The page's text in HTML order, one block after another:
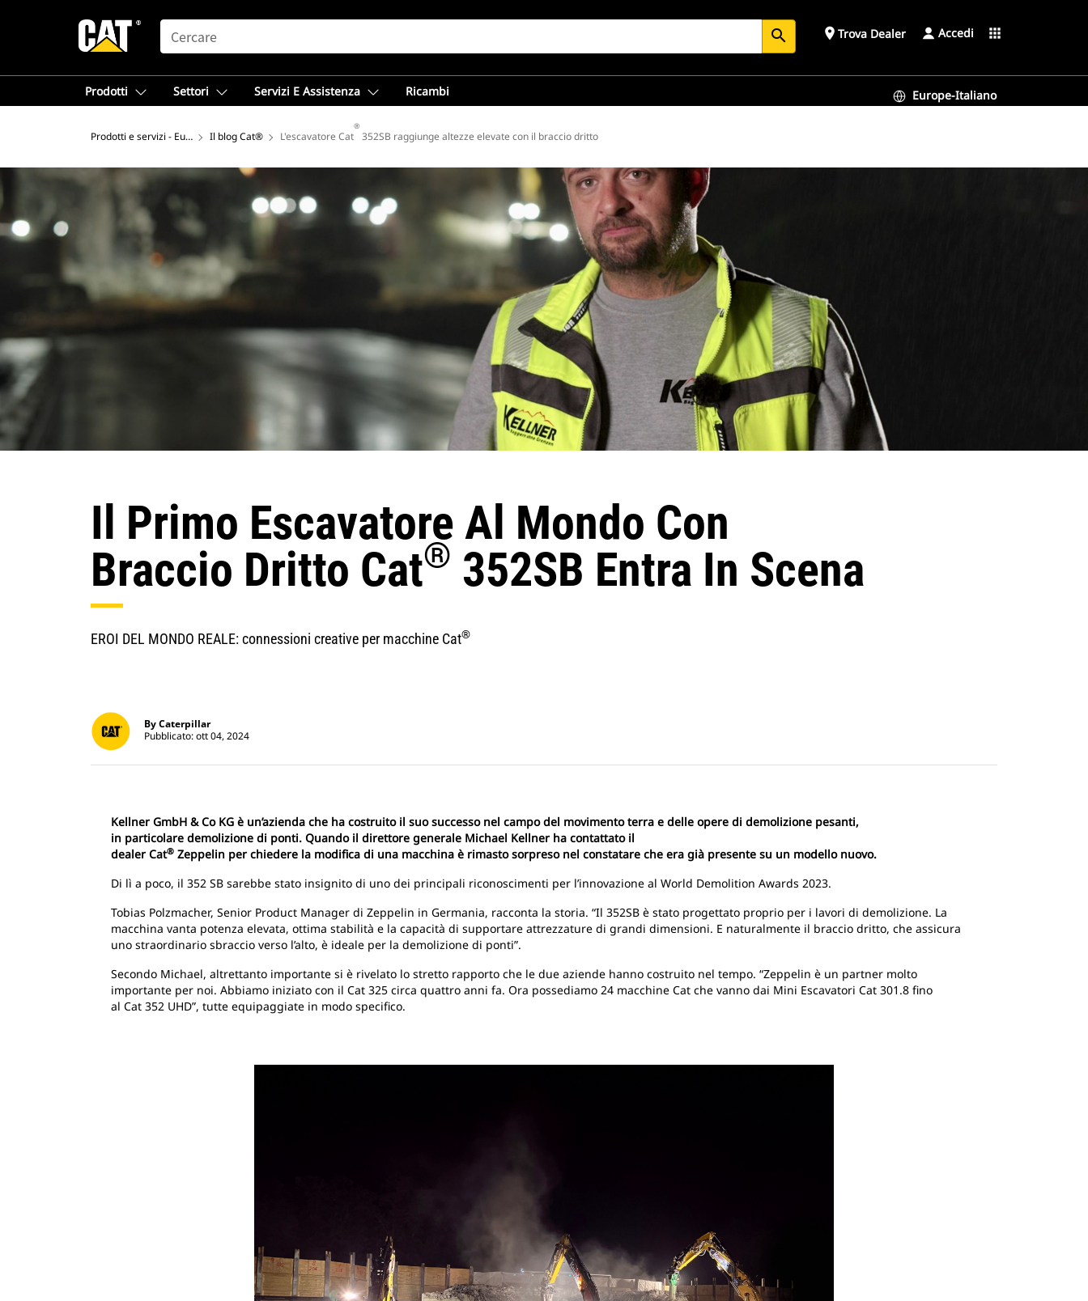
SEARCH search place Trova Dealer Accedi apps
Prodotti Settori Servizi E Assistenza Ricambi Europe-Italiano
Prodotti e servizi - Europa Il blog Cat® L'escavatore Cat
®
352SB raggiunge altezze elevate con il braccio dritto
Il Primo Escavatore Al Mondo Con
Braccio Dritto Cat® 352SB Entra In Scena
EROI DEL MONDO REALE: connessioni creative per macchine Cat®
By Caterpillar
Pubblicato: ott 04, 2024
Kellner GmbH & Co KG è un’azienda che ha costruito il suo successo nel campo del movimento terra e delle opere di demolizione pesanti,
in particolare demolizione di ponti. Quando il direttore generale Michael Kellner ha contattato il
dealer Cat® Zeppelin per chiedere la modifica di una macchina è rimasto sorpreso nel constatare che era già presente su un modello nuovo.
Di lì a poco, il 352 SB sarebbe stato insignito di uno dei principali riconoscimenti per l’innovazione al World Demolition Awards 2023.
Tobias Polzmacher, Senior Product Manager di Zeppelin in Germania, racconta la storia. “Il 352SB è stato progettato proprio per i lavori di demolizione. La
macchina vanta potenza elevata, ottima stabilità e la capacità di supportare attrezzature di grandi dimensioni. E naturalmente il braccio dritto, che assicura
uno straordinario sbraccio verso l’alto, è ideale per la demolizione di ponti”.
Secondo Michael, altrettanto importante si è rivelato lo stretto rapporto che le due aziende hanno costruito nel tempo. “Zeppelin è un partner molto
importante per noi. Abbiamo iniziato con il Cat 325 circa quattro anni fa. Ora possediamo 24 macchine Cat che vanno dai Mini Escavatori Cat 301.8 fino
al Cat 352 UHD”, tutte equipaggiate in modo specifico.